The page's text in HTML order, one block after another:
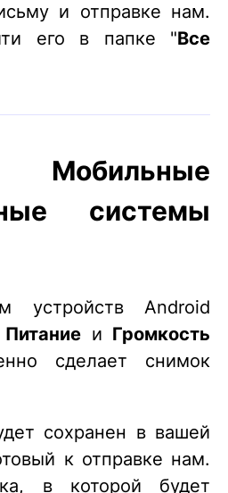
и отправке нам.
его в папке "Все
системы
устройств Android
Питание и Громкость
сделает снимок
сохранен в вашей
к отправке нам.
в которой будет